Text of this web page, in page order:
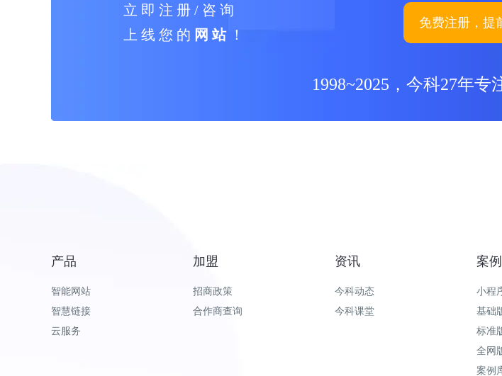
1998~2025，今科27年
立 即 注 册 / 咨 询
上 线 您 的 网 站！
免费注册，提
产品
智能网站
智慧链接
云服务
加盟
招商政策
合作商查询
资讯
今科动态
今科课堂
案例
小程
基础
标准
全网
案例